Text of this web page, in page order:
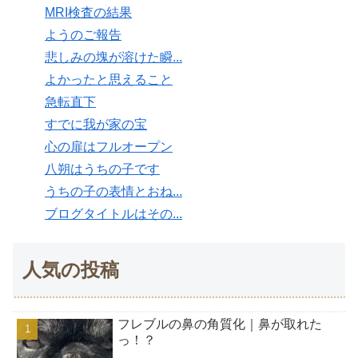
MRI検査の結果
ようのご報告
悲しみの塊が溶けた瞬...
よかったと思えること
急転直下
すでに我が家の宝
心の扉はフルオープン
八朔はうちの子です
うちの子の表情とおね...
ブログタイトルはその...
人気の投稿
フレブルの鼻の角質化｜鼻が取れた
っ！？